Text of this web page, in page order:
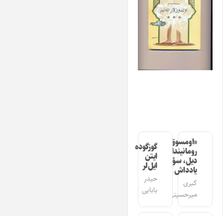
«اومسوق»
رومانیندا
دیل، سؤز،
یادداش
کبری
میرحسینی
گوزگوده
ایتن
ایل‌لر
حیدر
بابایی